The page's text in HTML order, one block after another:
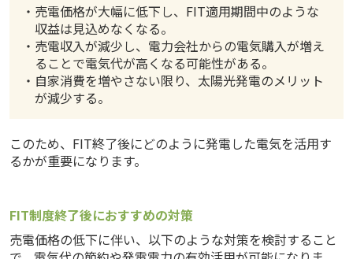
・売電価格が大幅に低下し、FIT適用期間中のような
収益は見込めなくなる。
・売電収入が減少し、電力会社からの電気購入が増え
ることで電気代が高くなる可能性がある。
・自家消費を増やさない限り、太陽光発電のメリット
が減少する。
このため、FIT終了後にどのように発電した電気を活用す
るかが重要になります。
FIT制度終了後におすすめの対策
売電価格の低下に伴い、以下のような対策を検討すること